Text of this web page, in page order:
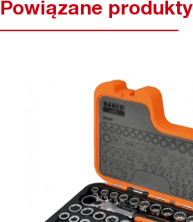
Powiązane produkty